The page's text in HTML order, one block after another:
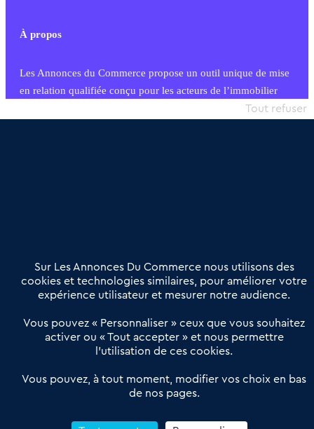
À propos
Les Annonces du Commerce propose un outil unique de mise
en relation qualifiée conçu pour les acteurs de l’immobilier
commercial et les collectivités territoriales, simple et intégrant
Offres Pro
Actualités
Qui sommes nous ?
Derniers articles
Réseau 3C : un partenaire national dédié aux transactions
Petitscommerces : Un partenariat au service du commerce de
proximité et des territoires
Sur Les Annonces Du Commerce nous utilisons des
cookies et technologies similaires, pour améliorer votre
expérience utilisateur et mesurer notre audience.
Vous pouvez « Personnaliser » ceux que vous souhaitez
activer ou « Tout accepter » et nous permettre
l’utilisation de ces cookies.
Vous pouvez, à tout moment, modifier vos choix en bas
de nos pages.
Tout refuser